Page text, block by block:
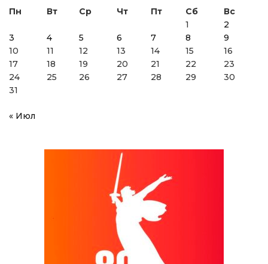
Пн
Вт Ср Чт Пт Сб
Вс
1
2
3
4 5 6 7 8
9
10
11 12 13 14 15
16
17
18 19 20 21 22
23
24
25 26 27 28 29
30
31
« Июл